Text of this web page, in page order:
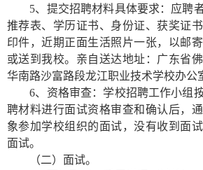
5、提交招聘材料具体要求：应聘
推荐表、学历证书、身份证、获奖证
印件，近期正面生活照片一张，以邮
或送到我校。亲自送达地址：广东省
华南路沙富路段龙江职业技术学校办公
6、资格审查：学校招聘工作小组
聘材料进行面试资格审查和确认后，
象参加学校组织的面试，没有收到面
面试。
（二）面试。